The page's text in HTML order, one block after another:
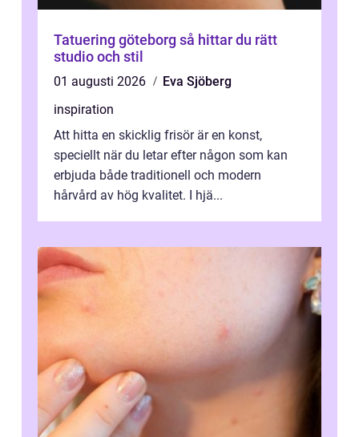
Tatuering göteborg så hittar du rätt
studio och stil
01 augusti 2026
Eva Sjöberg
inspiration
Att hitta en skicklig frisör är en konst,
speciellt när du letar efter någon som kan
erbjuda både traditionell och modern
hårvård av hög kvalitet. I hjä...